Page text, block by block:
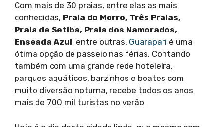
Com mais de 30 praias, entre elas as mais
conhecidas, Praia do Morro, Três Praias,
Praia de Setiba, Praia dos Namorados,
Enseada Azul, entre outras, Guarapari é uma
ótima opção de passeio nas férias. Contando
também com uma grande rede hoteleira,
parques aquáticos, barzinhos e boates com
muito diversão noturna, recebe todos os anos
mais de 700 mil turistas no verão.